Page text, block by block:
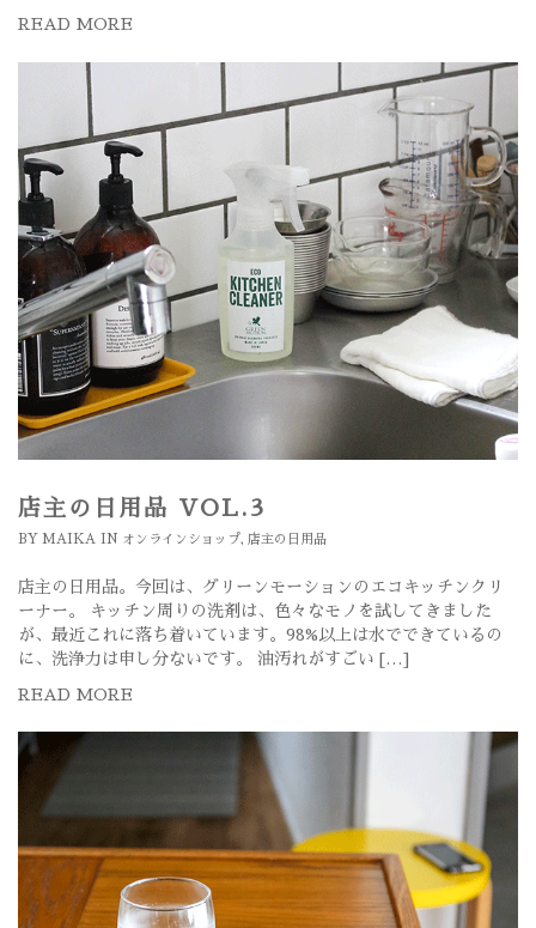
READ MORE
店主の日用品 VOL.3
BY MAIKA IN オンラインショップ, 店主の日用品
店主の日用品。今回は、グリーンモーションのエコキッチンクリ
ーナー。 キッチン周りの洗剤は、色々なモノを試してきました
が、最近これに落ち着いています。98%以上は水でできているの
に、洗浄力は申し分ないです。 油汚れがすごい […]
READ MORE